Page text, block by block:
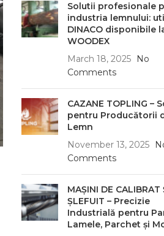
Solutii profesionale
industria lemnului:
DINACO disponibile
WOODEX
March 18, 2025
No
Comments
CAZANE TOPLING –
pentru Producătorii
Lemn
November 13, 2025
Comments
MAȘINI DE CALIBRAT
ȘLEFUIT – Precizie
Industrială pentru
Lamele, Parchet și